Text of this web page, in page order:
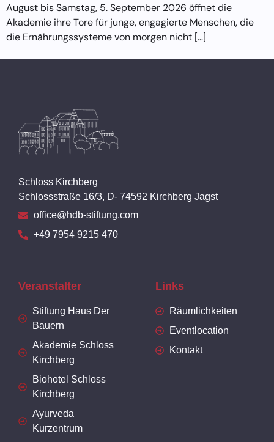
August bis Samstag, 5. September 2026 öffnet die
Akademie ihre Tore für junge, engagierte Menschen, die
die Ernährungssysteme von morgen nicht […]
Schloss Kirchberg
Schlossstraße 16/3, D- 74592 Kirchberg Jagst
office@hdb-stiftung.com
+49 7954 9215 470
Veranstalter
Stiftung Haus Der
Bauern
Akademie Schloss
Kirchberg
Biohotel Schloss
Kirchberg
Ayurveda
Kurzentrum
Links
Räumlichkeiten
Eventlocation
Kontakt